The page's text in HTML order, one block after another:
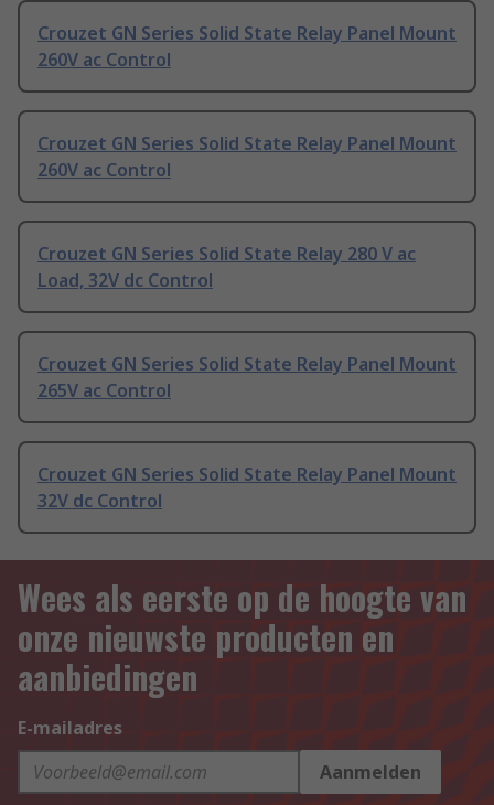
Crouzet GN Series Solid State Relay Panel Mount
260V ac Control
Crouzet GN Series Solid State Relay Panel Mount
260V ac Control
Crouzet GN Series Solid State Relay 280 V ac
Load, 32V dc Control
Crouzet GN Series Solid State Relay Panel Mount
265V ac Control
Crouzet GN Series Solid State Relay Panel Mount
32V dc Control
Wees als eerste op de hoogte van
onze nieuwste producten en
aanbiedingen
E-mailadres
Aanmelden